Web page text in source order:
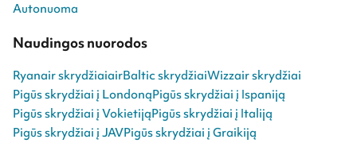
Autonuoma
Naudingos nuorodos
Ryanair skrydžiaiairBaltic skrydžiaiWizzair skrydžiai
Pigūs skrydžiai į LondonąPigūs skrydžiai į Ispaniją
Pigūs skrydžiai į VokietijąPigūs skrydžiai į Italiją
Pigūs skrydžiai į JAVPigūs skrydžiai į Graikiją